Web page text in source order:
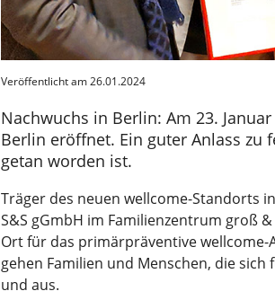
Veröffentlicht am 26.01.2024
Nachwuchs in Berlin: Am 23.
Berlin eröffnet. Ein guter Anlass zu
getan worden ist.
Träger des neuen wellcome-Standorts
S&S gGmbH im Familienzentrum groß
Ort für das primärpräventive
gehen Familien und Menschen, die
und aus.